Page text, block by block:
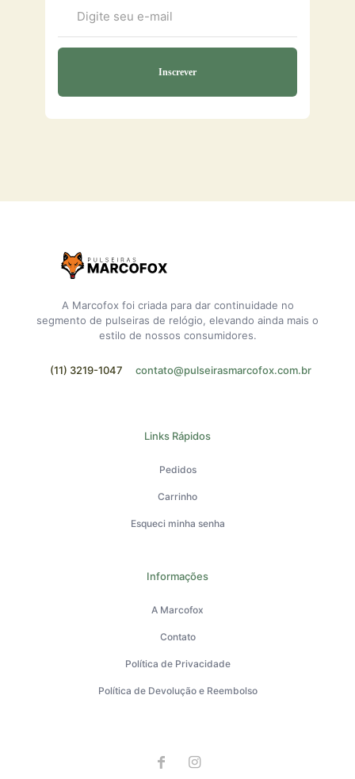
A Marcofox foi criada para dar continuidade no
segmento de pulseiras de relógio, elevando ainda mais o
estilo de nossos consumidores.
(11) 3219-1047 contato@pulseirasmarcofox.com.br
Links Rápidos
Pedidos
Carrinho
Esqueci minha senha
Informações
A Marcofox
Contato
Política de Privacidade
Política de Devolução e Reembolso